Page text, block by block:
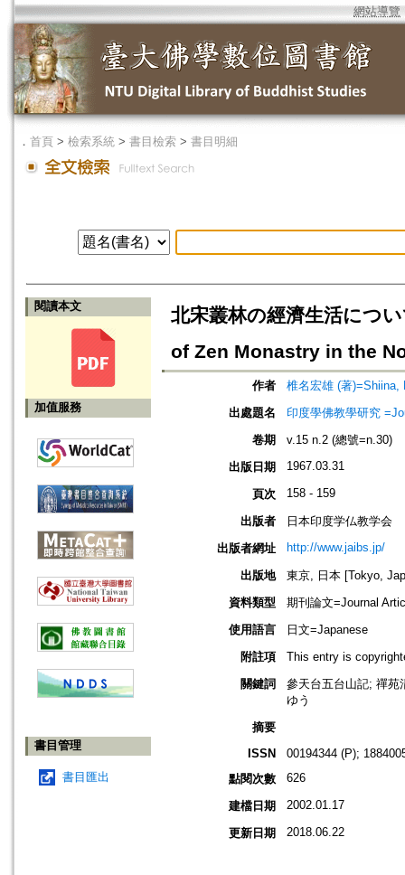
網站導覽
． 首頁 > 檢索系統 > 書目檢索 > 書目明細
閱讀本文
加值服務
書目管理
書目匯出
北宋叢林の經濟生活につ
of Zen Monastry in the
作者
椎名宏雄 (著)=Shiina,
出處題名
印度學佛教學研究
卷期
v.15 n.2 (總號=n.30)
出版日期
1967.03.31
頁次 158 - 159
出版者
日本印度学仏教学会
出版者網址
http://www.jaibs.jp/
出版地
東京, 日本 [Tokyo,
資料類型
期刊論文=Journal
使用語言
日文=Japanese
附註項
This entry is
關鍵詞
參天台五台山記; 禪苑
ゆう
摘要
ISSN
00194344 (P);
點閱次數
626
建檔日期 2002.01.17
更新日期 2018.06.22